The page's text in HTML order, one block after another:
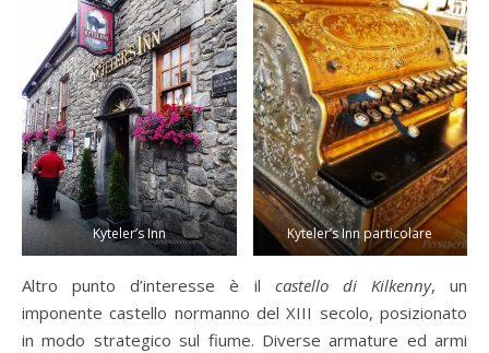
Kyteler’s Inn Kyteler’s Inn particolare
Altro punto d’interesse è il castello di Kilkenny, un
imponente castello normanno del XIII secolo, posizionato
in modo strategico sul fiume. Diverse armature ed armi